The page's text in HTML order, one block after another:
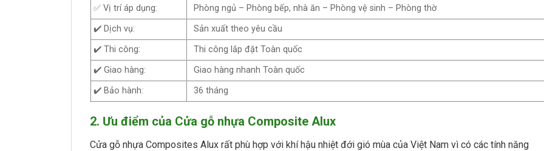
✅ Vị trí áp dụng:
Phòng ngủ – Phòng bếp, nhà ăn – Phòng vệ sinh – Phòng thờ
✔️ Dịch vụ:
Sản xuất theo yêu cầu
✔️ Thi công:
Thi công lắp đặt Toàn quốc
✔️ Giao hàng:
Giao hàng nhanh Toàn quốc
✔️ Bảo hành:
36 tháng
2. Ưu điểm của Cửa gỗ nhựa Composite Alux
Cửa gỗ nhựa Composites Alux rất phù hợp với khí hậu nhiệt đới gió mùa của Việt Nam vì có các tính năng